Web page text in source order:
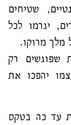
שטיחים
יגרמו לכל
מרוקו.
שפוגשים רק
יהפכו את
עד כה בטקס